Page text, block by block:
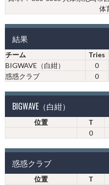
体
結果
チーム Tries
BIGWAVE（白紺）
0
惑惑クラブ
0
BIGWAVE（白紺）
位置 T
0
惑惑クラブ
位置 T